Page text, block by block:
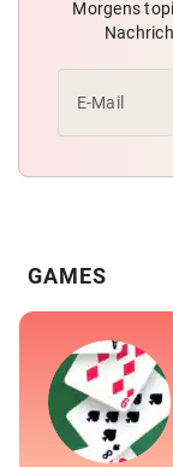
Morgens
E-Mail
GAMES